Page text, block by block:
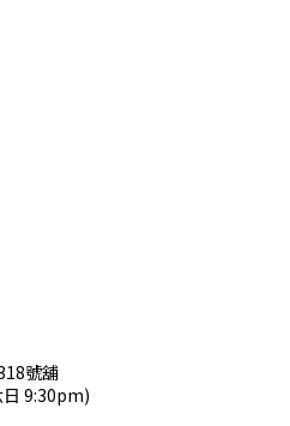
號舖
9:30pm)